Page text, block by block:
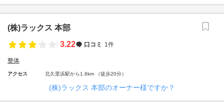
(株)ラックス 本部
3.22
口コミ 1件
整体
アクセス 北久里浜駅から1.6km （徒歩20分）
(株)ラックス 本部のオーナー様ですか？